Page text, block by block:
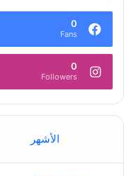
0
Fans
0
Followers
الأشهر